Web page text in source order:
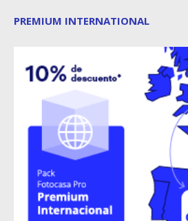
PREMIUM INTERNATIONAL